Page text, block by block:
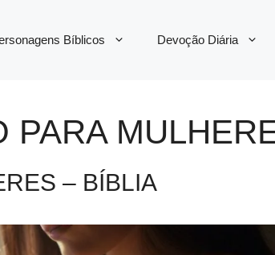
Bíblicos Devoção Diária
PARA
– BÍBLIA